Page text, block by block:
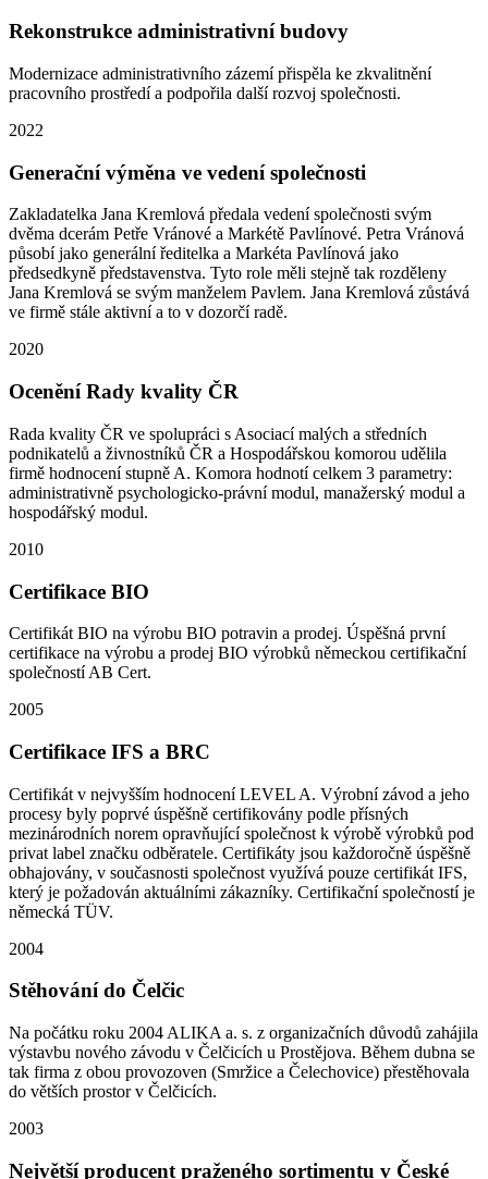
Rekonstrukce administrativní budovy
Modernizace administrativního zázemí přispěla ke zkvalitnění
pracovního prostředí a podpořila další rozvoj společnosti.
2022
Generační výměna ve vedení společnosti
Zakladatelka Jana Kremlová předala vedení společnosti svým
dvěma dcerám Petře Vránové a Markétě Pavlínové. Petra Vránová
působí jako generální ředitelka a Markéta Pavlínová jako
předsedkyně představenstva. Tyto role měli stejně tak rozděleny
Jana Kremlová se svým manželem Pavlem. Jana Kremlová zůstává
ve firmě stále aktivní a to v dozorčí radě.
2020
Ocenění Rady kvality ČR
Rada kvality ČR ve spolupráci s Asociací malých a středních
podnikatelů a živnostníků ČR a Hospodářskou komorou udělila
firmě hodnocení stupně A. Komora hodnotí celkem 3 parametry:
administrativně psychologicko-právní modul, manažerský modul a
hospodářský modul.
2010
Certifikace BIO
Certifikát BIO na výrobu BIO potravin a prodej. Úspěšná první
certifikace na výrobu a prodej BIO výrobků německou certifikační
společností AB Cert.
2005
Certifikace IFS a BRC
Certifikát v nejvyšším hodnocení LEVEL A. Výrobní závod a jeho
procesy byly poprvé úspěšně certifikovány podle přísných
mezinárodních norem opravňující společnost k výrobě výrobků pod
privat label značku odběratele. Certifikáty jsou každoročně úspěšně
obhajovány, v současnosti společnost využívá pouze certifikát IFS,
který je požadován aktuálními zákazníky. Certifikační společností je
německá TÜV.
2004
Stěhování do Čelčic
Na počátku roku 2004 ALIKA a. s. z organizačních důvodů zahájila
výstavbu nového závodu v Čelčicích u Prostějova. Během dubna se
tak firma z obou provozoven (Smržice a Čelechovice) přestěhovala
do větších prostor v Čelčicích.
2003
Největší producent praženého sortimentu v České